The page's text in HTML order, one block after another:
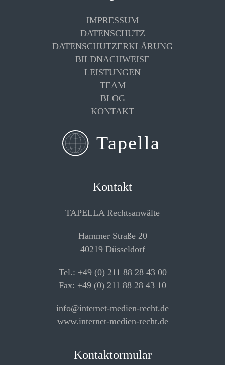
IMPRESSUM
DATENSCHUTZ
DATENSCHUTZERKLÄRUNG
BILDNACHWEISE
LEISTUNGEN
TEAM
BLOG
KONTAKT
Kontakt
TAPELLA Rechtsanwälte
Hammer Straße 20
40219 Düsseldorf
Tel.: +49 (0) 211 88 28 43 00
Fax: +49 (0) 211 88 28 43 10
info@internet-medien-recht.de
www.internet-medien-recht.de
Kontaktormular